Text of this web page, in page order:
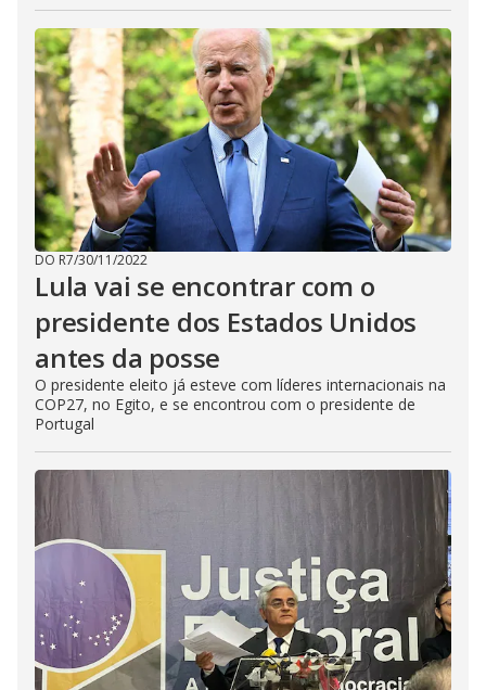
DO R7/30/11/2022
Lula vai se encontrar com o
presidente dos Estados Unidos
antes da posse
O presidente eleito já esteve com líderes internacionais na
COP27, no Egito, e se encontrou com o presidente de
Portugal